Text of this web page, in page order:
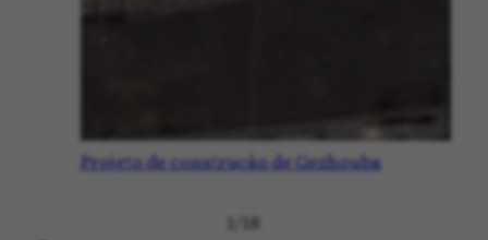
Projeto de construção de Gezhouba
1 18